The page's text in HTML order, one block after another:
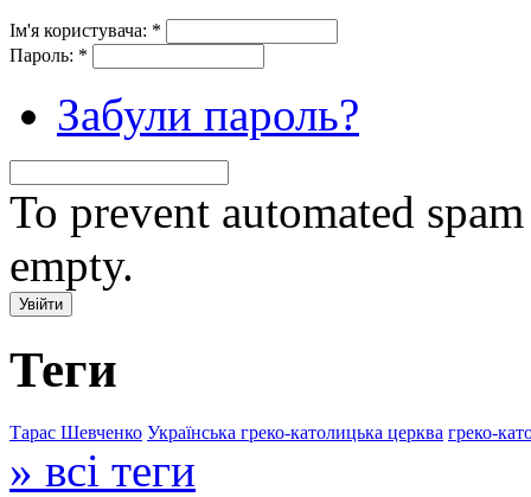
Ім'я користувача: *
Пароль: *
Забули пароль?
To prevent automated
empty.
Теги
Тарас Шевченко Українська греко-католицька церква греко-
» всі теги